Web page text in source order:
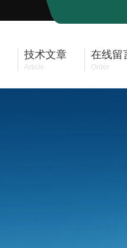
技术文章
Article
在线留
Order